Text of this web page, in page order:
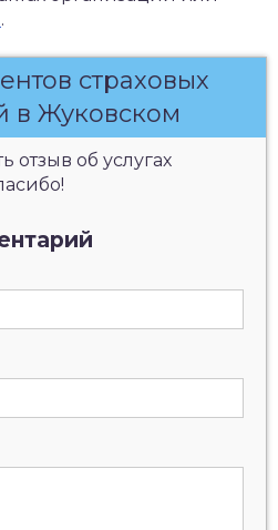
.
страховых
в Жуковском
отзыв об услугах